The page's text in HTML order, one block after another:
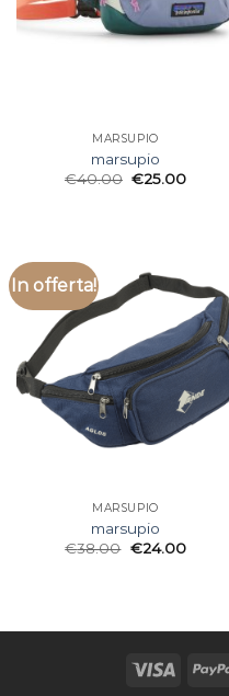
MARSUPIO
marsupio
€40.00 €25.00
In offerta!
MARSUPIO
marsupio
€38.00 €24.00